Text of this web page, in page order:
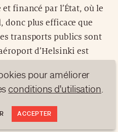
financé par l’État, où le
donc plus efficace que
transports publics sont
d’Helsinki est
cette philosophie:
ja
se trouve entre le
pour améliorer
conditions d'utilisation
ACCEPTER